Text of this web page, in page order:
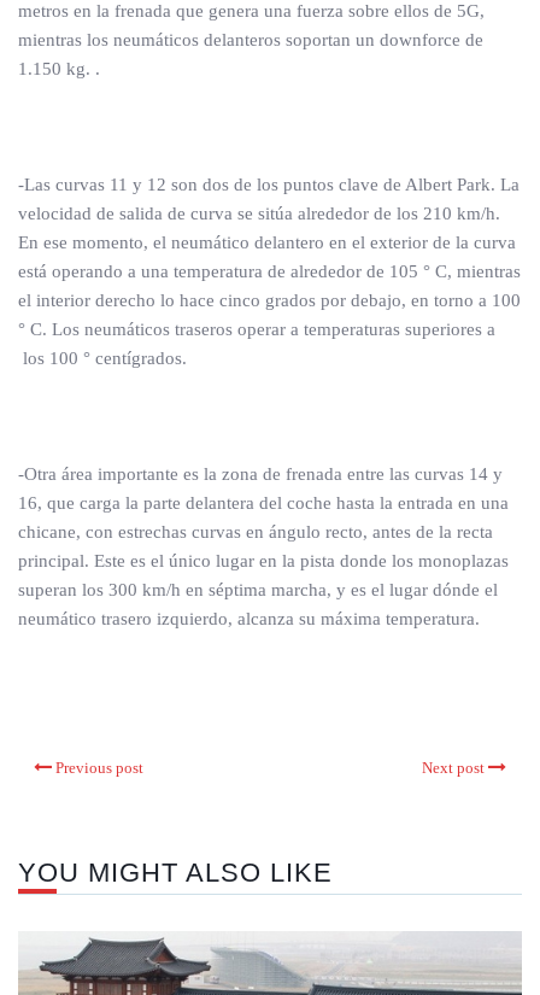
metros en la frenada que genera una fuerza sobre ellos de 5G,
mientras los neumáticos delanteros soportan un downforce de
1.150 kg. .
-Las curvas 11 y 12 son dos de los puntos clave de Albert Park. La
velocidad de salida de curva se sitúa alrededor de los 210 km/h.
En ese momento, el neumático delantero en el exterior de la curva
está operando a una temperatura de alrededor de 105 ° C, mientras
el interior derecho lo hace cinco grados por debajo, en torno a 100
° C. Los neumáticos traseros operar a temperaturas superiores a
los 100 ° centígrados.
-Otra área importante es la zona de frenada entre las curvas 14 y
16, que carga la parte delantera del coche hasta la entrada en una
chicane, con estrechas curvas en ángulo recto, antes de la recta
principal. Este es el único lugar en la pista donde los monoplazas
superan los 300 km/h en séptima marcha, y es el lugar dónde el
neumático trasero izquierdo, alcanza su máxima temperatura.
Previous post Next post
YOU MIGHT ALSO LIKE